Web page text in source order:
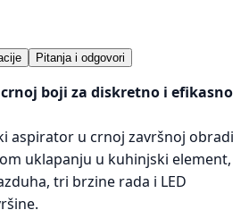
Pitanja i odgovori
boji za diskretno i efikasno
aspirator u crnoj završnoj obradi
uklapanju u kuhinjski element,
tri brzine rada i LED